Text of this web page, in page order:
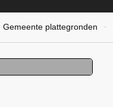
Gemeente plattegronden -